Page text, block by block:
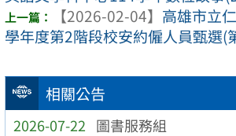
相關公告
2026-07-22 圖書服務組
【2026-02-04】 高雄市立
學年度第2階段校安約僱人員甄選(